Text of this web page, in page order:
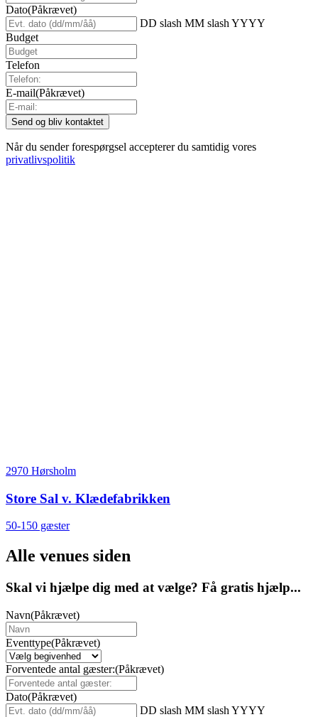
Dato(Påkrævet)
DD slash MM slash YYYY
Budget
Telefon
E-mail(Påkrævet)
Når du sender forespørgsel accepterer du samtidig vores
privatlivspolitik
2970 Hørsholm
Store Sal v. Klædefabrikken
50-150 gæster
Alle venues siden
Skal vi hjælpe dig med at vælge? Få gratis hjælp...
Navn(Påkrævet)
Eventtype(Påkrævet)
Forventede antal gæster:(Påkrævet)
Dato(Påkrævet)
DD slash MM slash YYYY